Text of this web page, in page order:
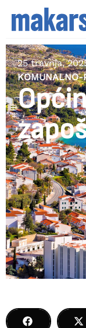
25 travnja,
KOMUNALNO-